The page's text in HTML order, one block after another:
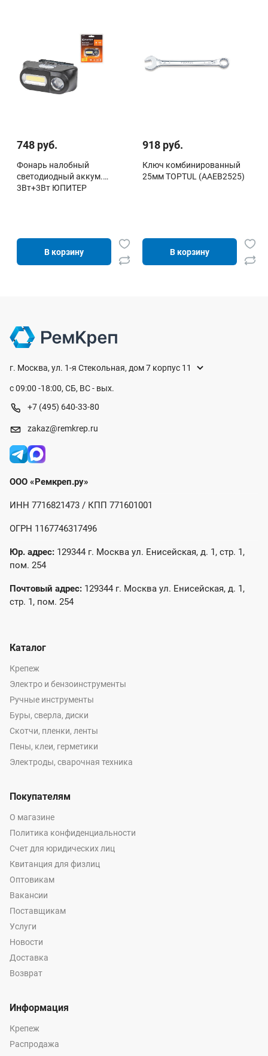
748 руб.
Фонарь налобный
светодиодный аккум.
3Вт+3Вт ЮПИТЕР
В корзину
918 руб.
Ключ комбинированный
25мм TOPTUL (AAEB2525)
В корзину
г. Москва, ул. 1-я Стекольная, дом 7 корпус 11
с 09:00 -18:00, СБ, ВС - вых.
+7 (495) 640-33-80
zakaz@remkrep.ru
ООО «Ремкреп.ру»
ИНН 7716821473 / КПП 771601001
ОГРН 1167746317496
Юр. адрес: 129344 г. Москва ул. Енисейская, д. 1, стр. 1,
пом. 254
Почтовый адрес: 129344 г. Москва ул. Енисейская, д. 1,
стр. 1, пом. 254
Каталог
Крепеж
Электро и бензоинструменты
Ручные инструменты
Буры, сверла, диски
Скотчи, пленки, ленты
Пены, клеи, герметики
Электроды, сварочная техника
Покупателям
О магазине
Политика конфиденциальности
Счет для юридических лиц
Квитанция для физлиц
Оптовикам
Вакансии
Поставщикам
Услуги
Новости
Доставка
Возврат
Информация
Крепеж
Распродажа